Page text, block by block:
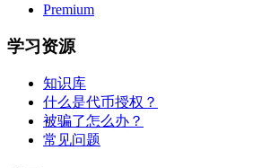
Premium
学习资源
知识库
什么是代币授权？
被骗了怎么办？
常见问题